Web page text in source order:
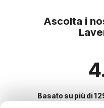
Ascolta i
Basato su più di